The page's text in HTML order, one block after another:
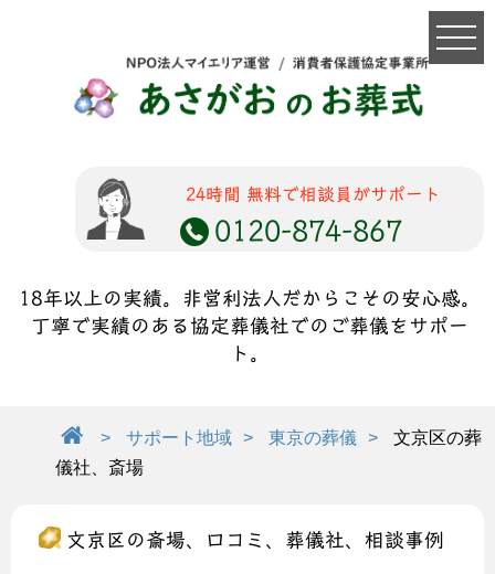
24時間 無料で相談員がサポート
0120-874-867
18年以上の実績。非営利法人だからこその安心感。
丁寧で実績のある協定葬儀社でのご葬儀をサポー
ト。
サポート地域 東京の葬儀
文京区の葬
儀社、斎場
文京区の斎場、口コミ、葬儀社、相談事例